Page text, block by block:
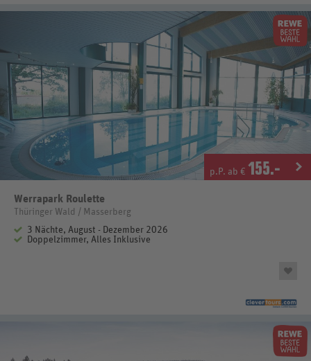
p.P. ab € 155.-
Werrapark Roulette
Thüringer Wald / Masserberg
3 Nächte, August - Dezember 2026
Doppelzimmer, Alles Inklusive